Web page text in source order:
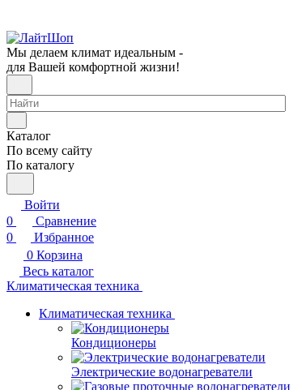
Мы делаем климат идеальным -
для Вашей комфортной жизни!
Каталог
По всему сайту
По каталогу
Войти
0
Сравнение
0
Избранное
0 Корзина
Весь каталог
Климатическая техника
Климатическая техника
Кондиционеры
Электрические водонагреватели